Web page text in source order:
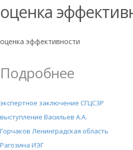
оценка
оценка эффективности
Подробнее
экспертное заключение СГЦСЗР
выступление Васильев А.А.
Горчаков Ленинградская область
Рагозина ИЭГ